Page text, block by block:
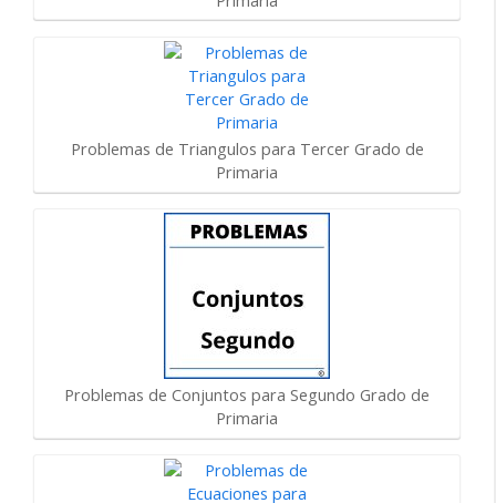
Problemas de Triangulos para Tercer Grado de
Primaria
Problemas de Conjuntos para Segundo Grado de
Primaria